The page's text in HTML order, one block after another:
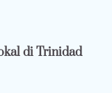
di Trinidad